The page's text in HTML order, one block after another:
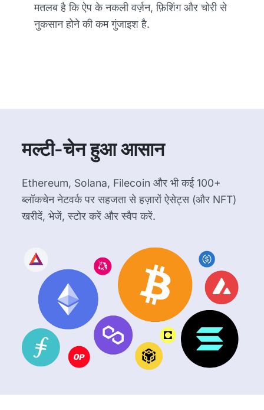
मतलब है कि ऐप के नकली वर्ज़न, फ़िशिंग और चोरी से
नुकसान होने की कम गुंजाइश है.
मल्टी-चेन हुआ आसान
Ethereum, Solana, Filecoin और भी कई 100+
ब्लॉकचेन नेटवर्क पर सहजता से हज़ारों ऐसेट्स (और NFT)
खरीदें, भेजें, स्टोर करें और स्वैप करें.